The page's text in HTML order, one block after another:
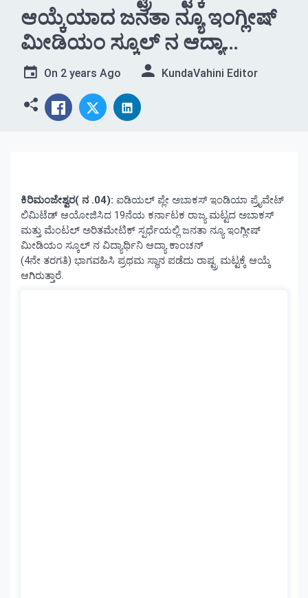
ಆಯ್ಕೆಯಾದ ಜನತಾ ನ್ಯೂ ಇಂಗ್ಲೀಷ್
ಮೀಡಿಯಂ ಸ್ಕೂಲ್ ನ ಆದ್ಯಾ
ಕಾಂಚನ್
On 2 years Ago KundaVahini Editor
ಕಿರಿಮಂಜೇಶ್ವರ( ನ .04): ಐಡಿಯಲ್ ಪ್ಲೇ ಅಬಾಕಸ್ ಇಂಡಿಯಾ ಪ್ರೈವೇಟ್
ಲಿಮಿಟೆಡ್ ಆಯೋಜಿಸಿದ 19ನೆಯ ಕರ್ನಾಟಕ ರಾಜ್ಯ ಮಟ್ಟದ ಅಬಾಕಸ್
ಮತ್ತು ಮೆಂಟಲ್ ಅರಿತಮೇಟಿಕ್ ಸ್ಪರ್ಧೆಯಲ್ಲಿ ಜನತಾ ನ್ಯೂ ಇಂಗ್ಲೀಷ್
ಮೀಡಿಯಂ ಸ್ಕೂಲ್ ನ ವಿದ್ಯಾರ್ಥಿನಿ ಆದ್ಯಾ ಕಾಂಚನ್
(4ನೇ ತರಗತಿ) ಭಾಗವಹಿಸಿ ಪ್ರಥಮ ಸ್ಥಾನ ಪಡೆದು ರಾಷ್ಟ್ರ ಮಟ್ಟಕ್ಕೆ ಆಯ್ಕೆ
ಆಗಿರುತ್ತಾರೆ.